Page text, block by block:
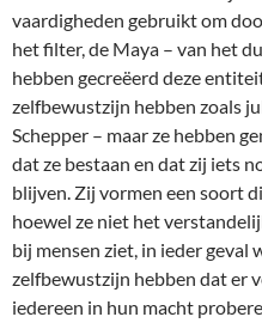
vaardigheden gebruikt om
het filter, de Maya – van het
hebben gecreëerd deze
zelfbewustzijn hebben zoals
Schepper – maar ze hebben
dat ze bestaan en dat zij iets
blijven. Zij vormen een soort
hoewel ze niet het
bij mensen ziet, in ieder geval
zelfbewustzijn hebben dat er
iedereen in hun macht